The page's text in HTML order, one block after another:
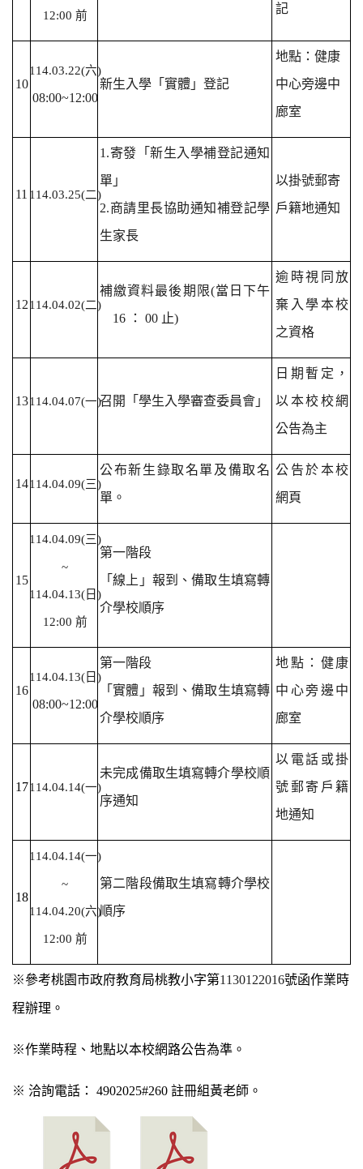
12:00 前
記
10
114.03.22(六)
08:00~12:00
新生入學「實體」登記
地點：健康
中心旁邊中
廊室
11 114.03.25(二)
1.寄發「新生入學補登記通知
單」
2.商請里長協助通知補登記學
生家長
以掛號郵寄
戶籍地通知
12 114.04.02(二)
補繳資料最後期限(當日下午
16 ： 00 止)
逾時視同放
棄入學本校
之資格
13 114.04.07(一)召開「學生入學審查委員會」
日期暫定，
以本校校網
公告為主
14 114.04.09(三)
公布新生錄取名單及備取名
單。
公告於本校
網頁
15
114.04.09(三)
~
114.04.13(日)
12:00 前
第一階段
「線上」報到、備取生填寫轉
介學校順序
16
114.04.13(日)
08:00~12:00
第一階段
「實體」報到、備取生填寫轉
介學校順序
地點：健康
中心旁邊中
廊室
17 114.04.14(一)
未完成備取生填寫轉介學校順
序通知
以電話或掛
號郵寄戶籍
地通知
18
114.04.14(一)
~
114.04.20(六)
12:00 前
第二階段備取生填寫轉介學校
順序
※參考桃園市政府教育局桃教小字第1130122016號函作業時
程辦理。
※作業時程、地點以本校網路公告為準。
※ 洽詢電話： 4902025#260 註冊組黃老師。